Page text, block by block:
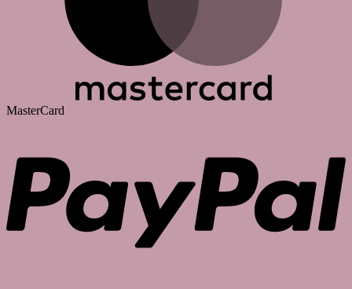
MasterCard